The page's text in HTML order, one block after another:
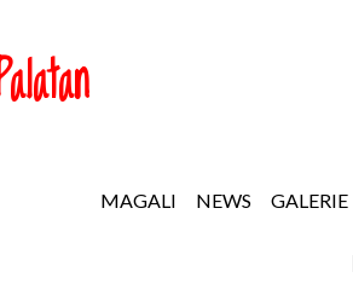
MAGALI NEWS GALERIE